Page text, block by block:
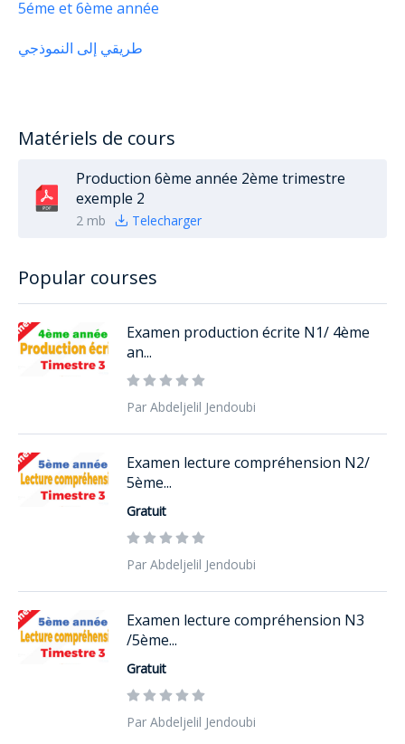
5éme et 6ème année
طريقي إلى النموذجي
Matériels de cours
Production 6ème année 2ème trimestre
exemple 2
2 mb Telecharger
Popular courses
Examen production écrite N1/ 4ème
an...
Par Abdeljelil Jendoubi
Examen lecture compréhension N2/
5ème...
Gratuit
Par Abdeljelil Jendoubi
Examen lecture compréhension N3
/5ème...
Gratuit
Par Abdeljelil Jendoubi